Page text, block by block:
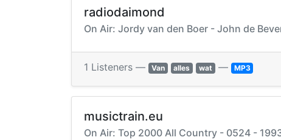
radiodaimond
On Air: Jordy van den Boer - John de
1 Listeners — Van alles wat — MP3
musictrain.eu
On Air: Top 2000 All Country - 0524 -